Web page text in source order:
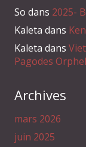
So dans 2025-
Kaleta dans
Kaleta dans
Pagodes
Archives
mars 2026
juin 2025